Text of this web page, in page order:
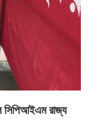
রাজ্য